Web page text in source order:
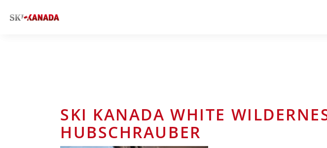
SKI KANADA WHITE
HUBSCHRAUBER